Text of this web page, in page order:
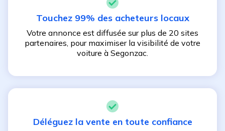
Touchez 99% des acheteurs locaux
Votre annonce est diffusée sur plus de 20 sites
partenaires, pour maximiser la visibilité de votre
voiture à Segonzac.
Déléguez la vente en toute confiance